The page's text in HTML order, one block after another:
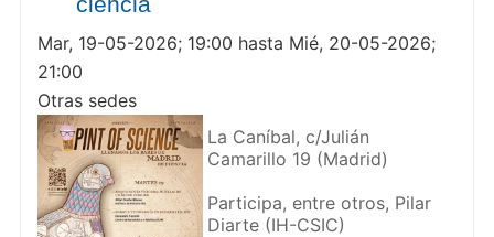
Mar, 19-05-2026; 19:00 hasta Mié, 20-05-2026;
21:00
Otras sedes
La Caníbal, c/Julián
Camarillo 19 (Madrid)
Participa, entre otros, Pilar
Diarte (IH-CSIC)